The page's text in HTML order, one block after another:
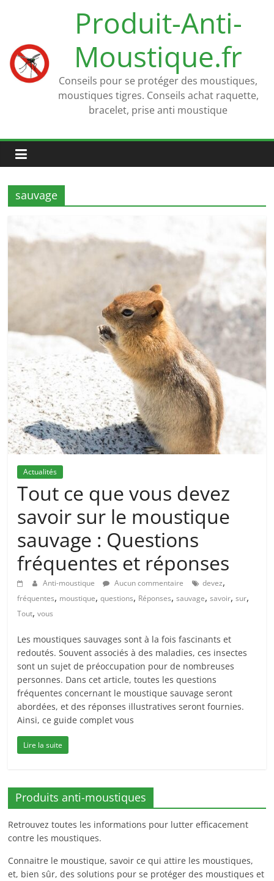
Produit-Anti-
Moustique.fr
Conseils pour se protéger des moustiques,
moustiques tigres. Conseils achat raquette,
bracelet, prise anti moustique
sauvage
Actualités
Tout ce que vous devez
savoir sur le moustique
sauvage : Questions
fréquentes et réponses
Anti-moustique Aucun commentaire devez,
fréquentes, moustique,questions, Réponses,sauvage,savoir,sur,
Tout,vous
Les moustiques sauvages sont à la fois fascinants et
redoutés. Souvent associés à des maladies, ces insectes
sont un sujet de préoccupation pour de nombreuses
personnes. Dans cet article, toutes les questions
fréquentes concernant le moustique sauvage seront
abordées, et des réponses illustratives seront fournies.
Ainsi, ce guide complet vous
Lire la suite
Produits anti-moustiques
Retrouvez toutes les informations pour lutter efficacement
contre les moustiques.
Connaitre le moustique, savoir ce qui attire les moustiques,
et, bien sûr, des solutions pour se protéger des moustiques et